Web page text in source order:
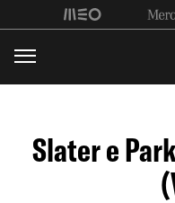
Slater e